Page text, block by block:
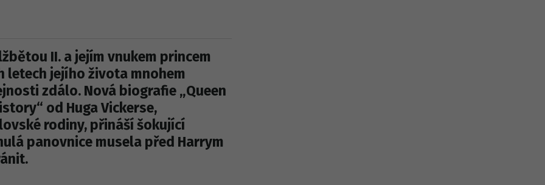
II. a jejím vnukem princem
letech jejího života mnohem
zdálo. Nová biografie „Queen
od Huga Vickerse,
rodiny, přináší šokující
panovnice musela před Harrym